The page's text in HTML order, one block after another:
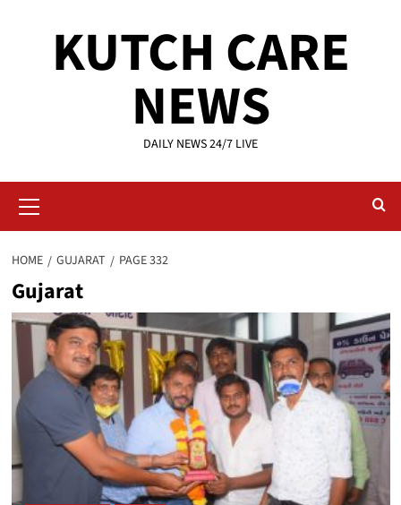
KUTCH CARE
NEWS
DAILY NEWS 24/7 LIVE
Menu
HOME GUJARAT PAGE 332
Gujarat